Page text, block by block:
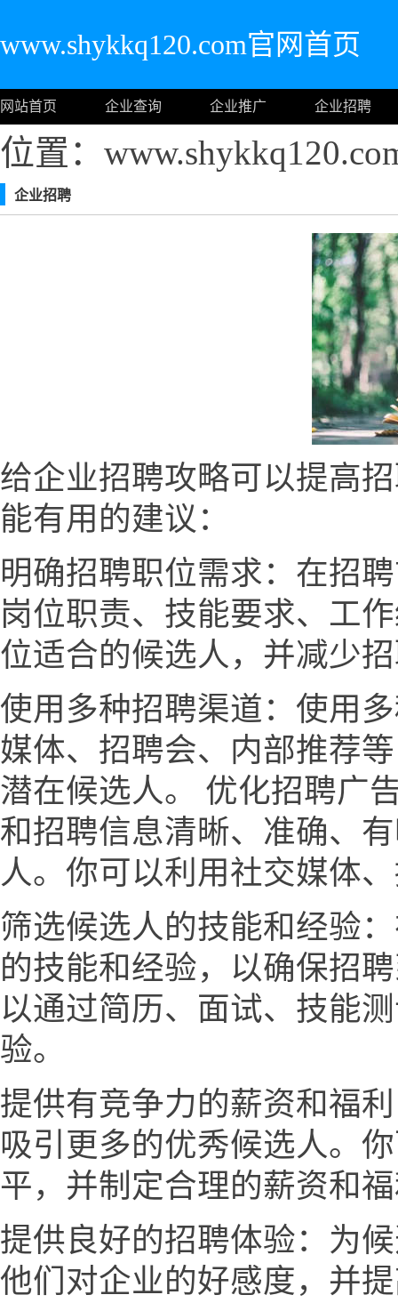
www.shykkq120.com官网首页
网站首页 企业查询 企业推广 企业招聘
位置：
企业招聘
给企业招聘攻略可以提高
能有用的建议：
明确招聘职位需求：在招
岗位职责、技能要求、工
位适合的候选人，并减少
使用多种招聘渠道：使用
媒体、招聘会、内部推荐
潜在候选人。 优化招聘广
和招聘信息清晰、准确、
人。你可以利用社交媒体
筛选候选人的技能和经验
的技能和经验，以确保招
以通过简历、面试、技能
验。
提供有竞争力的薪资和福
吸引更多的优秀候选人。
平，并制定合理的薪资和
提供良好的招聘体验：为
他们对企业的好感度，并